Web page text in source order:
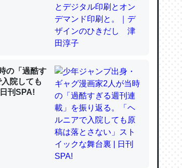
調べたらコオロギのカルシウム分はエビ
両方に不利だから両方が拮抗してるので
ニ・ウミグモ）はカルシウムを使わずキ
の「過酷す
院しても
刊SPA!